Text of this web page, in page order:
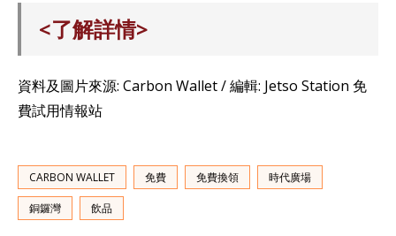
<了解詳情>
資料及圖片來源: Carbon Wallet / 編輯: Jetso Station 免
費試用情報站
CARBON WALLET 免費 免費換領 時代廣場
銅鑼灣 飲品